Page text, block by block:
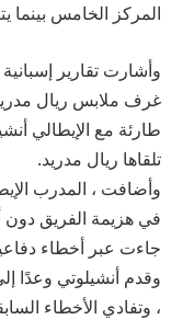
المركز الخامس بينما
وأشارت تقارير إسبانية
غرف ملابس ريال
طارئة مع الإيطالي
تلقاها ريال مدريد.
وأضافت ، المدرب
في هزيمة الفريق دون
جاءت عبر أخطاء
وقدم أنشيلوتي وعدًا
، وتفادي الأخطاء